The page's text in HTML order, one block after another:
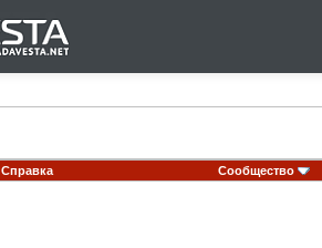
Справка Сообщество